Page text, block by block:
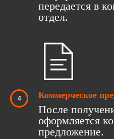
передается в
отдел.
Коммерческое
После
оформляется
предложение.